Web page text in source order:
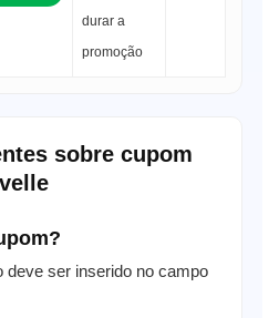
durar a
promoção
sobre cupom
deve ser inserido no campo